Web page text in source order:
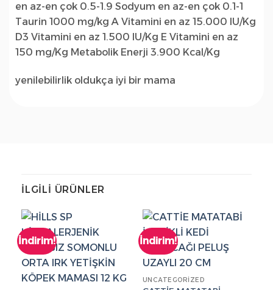
en az-en çok 0.5-1.9 Sodyum en az-en çok 0.1-1
Taurin 1000 mg/kg A Vitamini en az 15.000 IU/Kg
D3 Vitamini en az 1.500 IU/Kg E Vitamini en az
150 mg/Kg Metabolik Enerji 3.900 Kcal/Kg
yenilebilirlik oldukça iyi bir mama
İLGILI ÜRÜNLER
İndirim! İndirim!
UNCATEGORIZED